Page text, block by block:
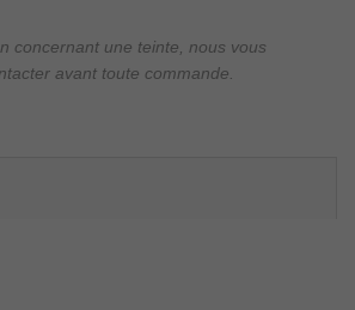
concernant une teinte, nous vous
avant toute commande.